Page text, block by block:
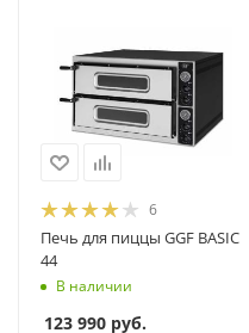
6
Печь для пиццы GGF BASIC
44
В наличии
123 990 руб.